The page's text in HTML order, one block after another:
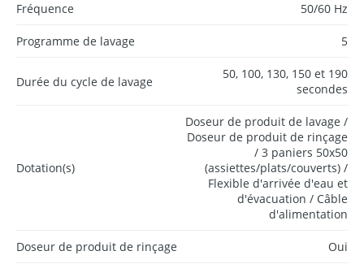
Fréquence 50/60 Hz
Programme de lavage 5
Durée du cycle de lavage
50, 100, 130, 150 et 190
secondes
Dotation(s)
Doseur de produit de lavage /
Doseur de produit de rinçage
/ 3 paniers 50x50
(assiettes/plats/couverts) /
Flexible d'arrivée d'eau et
d'évacuation / Câble
d'alimentation
Doseur de produit de rinçage Oui